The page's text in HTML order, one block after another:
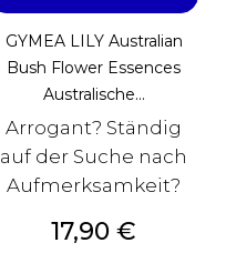
GYMEA LILY Australian
Bush Flower Essences
Australische...
Arrogant? Ständig
auf der Suche nach
Aufmerksamkeit?
Preis
17,90 €